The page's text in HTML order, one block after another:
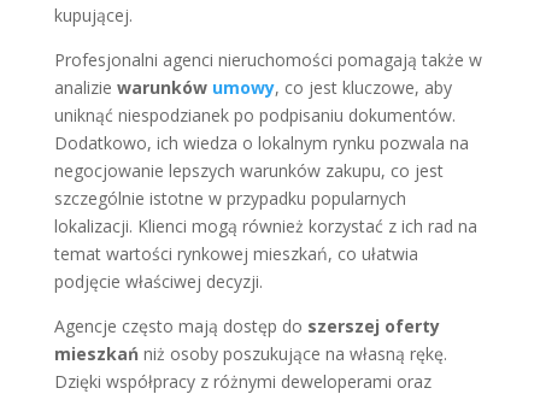
kupującej.
Profesjonalni agenci nieruchomości pomagają także w
analizie warunków umowy, co jest kluczowe, aby
uniknąć niespodzianek po podpisaniu dokumentów.
Dodatkowo, ich wiedza o lokalnym rynku pozwala na
negocjowanie lepszych warunków zakupu, co jest
szczególnie istotne w przypadku popularnych
lokalizacji. Klienci mogą również korzystać z ich rad na
temat wartości rynkowej mieszkań, co ułatwia
podjęcie właściwej decyzji.
Agencje często mają dostęp do szerszej oferty
mieszkańniż osoby poszukujące na własną rękę.
Dzięki współpracy z różnymi deweloperami oraz